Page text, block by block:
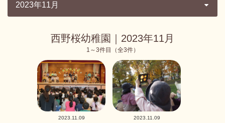
2023年11月
西野桜幼稚園｜2023年11月
1～3件目（全3件）
2023.11.09 2023.11.09